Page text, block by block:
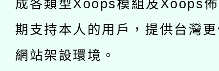
用水績優單位及節水達
動」
桃園市孔廟祈福系列
開 智慧啟航」
2026年桃園地景藝術
成各類型Xoops模組及Xoops
期支持本人的用戶，提供台灣
網站架設環境。